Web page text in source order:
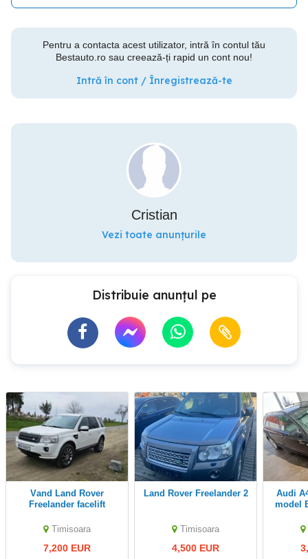
Pentru a contacta acest utilizator, intră în contul tău
Bestauto.ro sau creează-ți rapid un cont nou!
Intră în cont / Înregistrează-te
Cristian
Vezi toate anunțurile
Distribuie anunțul pe
Vand Land Rover
Freelander facelift
Timisoara
7,200 EUR
Land Rover Freelander 2
Timisoara
4,500 EUR
Audi A4 Avant 1.9 TDI,
model